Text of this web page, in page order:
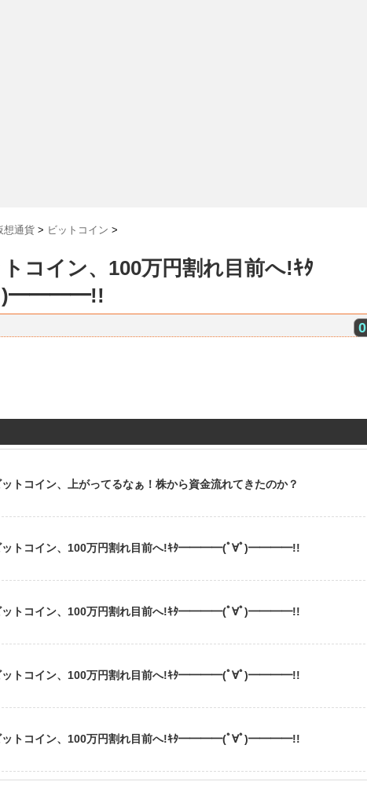
想通貨 > ビットコイン >
トコイン、100万円割れ目前へ!ｷﾀ
)━━━━!!
0
ットコイン、上がってるなぁ！株から資金流れてきたのか？
ットコイン、100万円割れ目前へ!ｷﾀ━━━━(ﾟ∀ﾟ)━━━━!!
ットコイン、100万円割れ目前へ!ｷﾀ━━━━(ﾟ∀ﾟ)━━━━!!
ットコイン、100万円割れ目前へ!ｷﾀ━━━━(ﾟ∀ﾟ)━━━━!!
ットコイン、100万円割れ目前へ!ｷﾀ━━━━(ﾟ∀ﾟ)━━━━!!